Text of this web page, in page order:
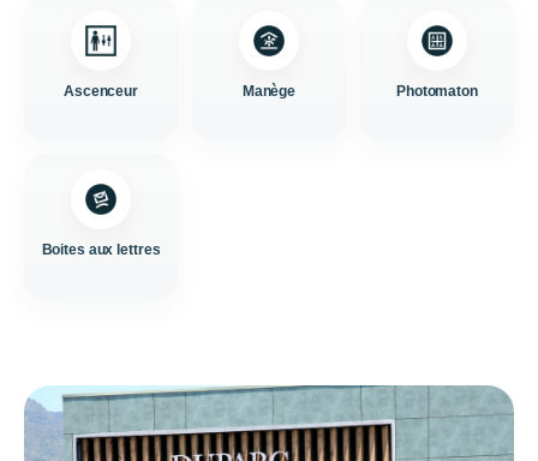
Ascenceur Manège Photomaton
Boites aux lettres